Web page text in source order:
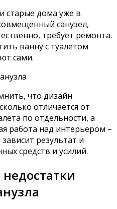
старые дома уже в
санузел,
требует ремонта.
ванну с туалетом
сами.
что дизайн
отличается от
по отдельности, а
работа над интерьером –
результат и
средств и усилий.